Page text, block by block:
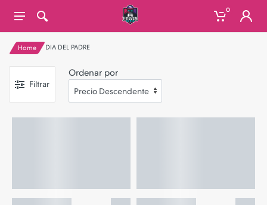
0
Home DIA DEL PADRE
Filtrar
Ordenar por